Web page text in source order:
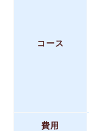
コース
費用